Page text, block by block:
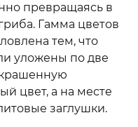
превращаясь в
Гамма цветов
тем, что
уложены по две
цвет, а на месте
заглушки.